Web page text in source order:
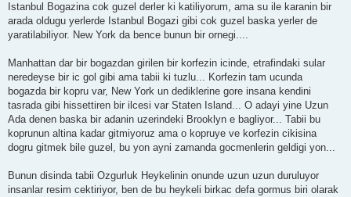
Istanbul Bogazina cok guzel derler ki katiliyorum, ama su ile karanin bir
arada oldugu yerlerde Istanbul Bogazi gibi cok guzel baska yerler de
yaratilabiliyor. New York da bence bunun bir ornegi....
Manhattan dar bir bogazdan girilen bir korfezin icinde, etrafindaki sular
neredeyse bir ic gol gibi ama tabii ki tuzlu... Korfezin tam ucunda
bogazda bir kopru var, New York un dediklerine gore insana kendini
tasrada gibi hissettiren bir ilcesi var Staten Island... O adayi yine Uzun
Ada denen baska bir adanin uzerindeki Brooklyn e bagliyor... Tabii bu
koprunun altina kadar gitmiyoruz ama o kopruye ve korfezin cikisina
dogru gitmek bile guzel, bu yon ayni zamanda gocmenlerin geldigi yon...
Bunun disinda tabii Ozgurluk Heykelinin onunde uzun uzun duruluyor
insanlar resim cektiriyor, ben de bu heykeli birkac defa gormus biri olarak